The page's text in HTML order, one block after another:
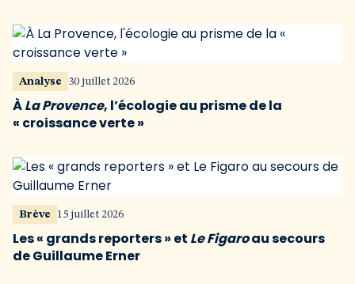
Analyse 30 juillet 2026
ÀLa Provence, l’écologie au prisme de la
« croissance verte »
Brève 15 juillet 2026
Les « grands reporters » et Le Figaroau secours
de Guillaume Erner